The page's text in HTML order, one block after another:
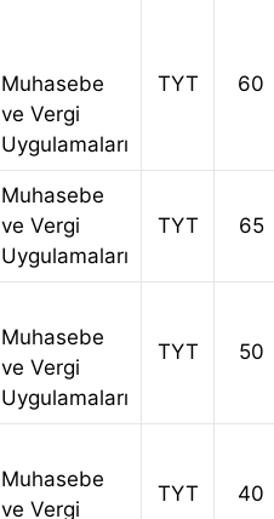
Muhasebe
ve Vergi
Uygulamaları
TYT 60
Muhasebe
ve Vergi
Uygulamaları
TYT 65
Muhasebe
ve Vergi
Uygulamaları
TYT 50
Muhasebe
ve Vergi
TYT 40